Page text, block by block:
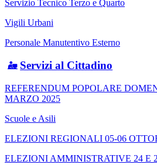
Servizio Tecnico Terzo e Quarto
Vigili Urbani
Personale Manutentivo Esterno
Servizi al Cittadino
REFERENDUM POPOLARE
MARZO 2025
Scuole e Asili
ELEZIONI REGIONALI 05-06
ELEZIONI AMMINISTRATIVE 24 E